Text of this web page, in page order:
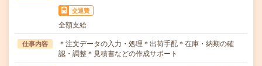
交通費
全額支給
仕事内容
＊注文データの入力・処理＊出荷手配＊在庫・納期の確
認・調整＊見積書などの作成サポート